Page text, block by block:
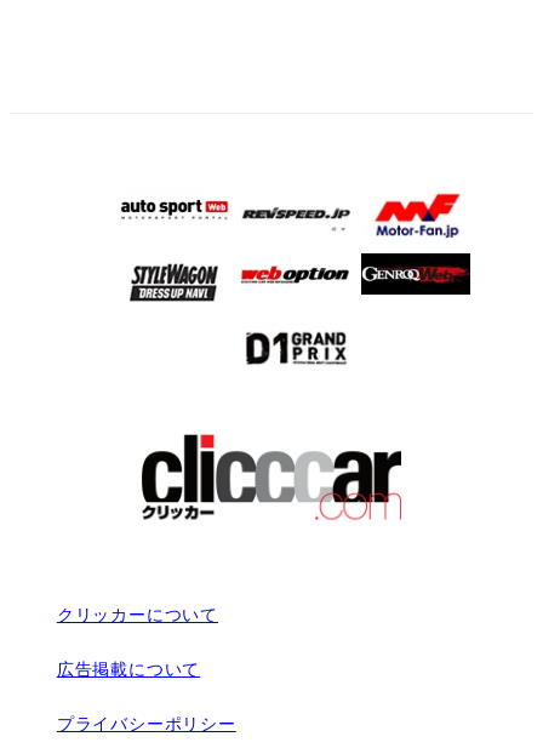
クリッカーについて
広告掲載について
プライバシーポリシー